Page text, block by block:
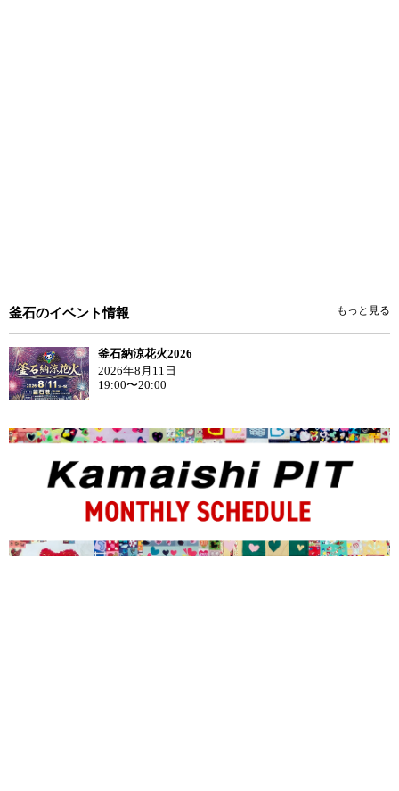
釜石のイベント情報 もっと見る
釜石納涼花火2026
2026年8月11日
19:00〜20:00